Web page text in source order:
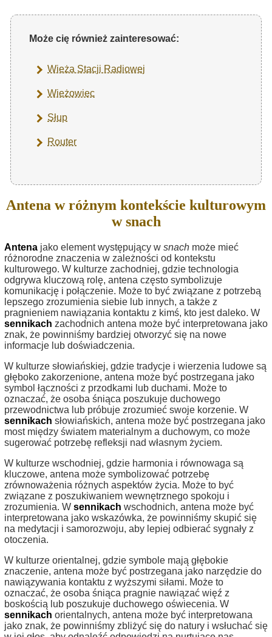
Może cię również zainteresować:
Wieża Stacji Radiowej
Wieżowiec
Słup
Router
Antena w różnym kontekście kulturowym
w snach
Antena jako element występujący w snach może mieć
różnorodne znaczenia w zależności od kontekstu
kulturowego. W kulturze zachodniej, gdzie technologia
odgrywa kluczową rolę, antena często symbolizuje
komunikację i połączenie. Może to być związane z potrzebą
lepszego zrozumienia siebie lub innych, a także z
pragnieniem nawiązania kontaktu z kimś, kto jest daleko. W
sennikach zachodnich antena może być interpretowana jako
znak, że powinniśmy bardziej otworzyć się na nowe
informacje lub doświadczenia.
W kulturze słowiańskiej, gdzie tradycje i wierzenia ludowe są
głęboko zakorzenione, antena może być postrzegana jako
symbol łączności z przodkami lub duchami. Może to
oznaczać, że osoba śniąca poszukuje duchowego
przewodnictwa lub próbuje zrozumieć swoje korzenie. W
sennikach słowiańskich, antena może być postrzegana jako
most między światem materialnym a duchowym, co może
sugerować potrzebę refleksji nad własnym życiem.
W kulturze wschodniej, gdzie harmonia i równowaga są
kluczowe, antena może symbolizować potrzebę
zrównoważenia różnych aspektów życia. Może to być
związane z poszukiwaniem wewnętrznego spokoju i
zrozumienia. W sennikach wschodnich, antena może być
interpretowana jako wskazówka, że powinniśmy skupić się
na medytacji i samorozwoju, aby lepiej odbierać sygnały z
otoczenia.
W kulturze orientalnej, gdzie symbole mają głębokie
znaczenie, antena może być postrzegana jako narzędzie do
nawiązywania kontaktu z wyższymi siłami. Może to
oznaczać, że osoba śniąca pragnie nawiązać więź z
boskością lub poszukuje duchowego oświecenia. W
sennikach orientalnych, antena może być interpretowana
jako znak, że powinniśmy zbliżyć się do natury i wsłuchać się